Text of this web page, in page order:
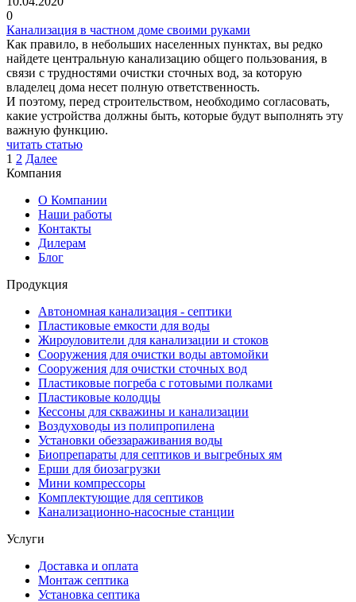
0
Канализация в частном доме своими руками
Как правило, в небольших населенных пунктах, вы редко
найдете центральную канализацию общего пользования, в
связи с трудностями очистки сточных вод, за которую
владелец дома несет полную ответственность.
И поэтому, перед строительством, необходимо согласовать,
какие устройства должны быть, которые будут выполнять эту
важную функцию.
читать статью
1 2 Далее
Компания
О Компании
Наши работы
Контакты
Дилерам
Блог
Продукция
Автономная канализация - септики
Пластиковые емкости для воды
Жироуловители для канализации и стоков
Сооружения для очистки воды автомойки
Сооружения для очистки сточных вод
Пластиковые погреба с готовыми полками
Пластиковые колодцы
Кессоны для скважины и канализации
Воздуховоды из полипропилена
Установки обеззараживания воды
Биопрепараты для септиков и выгребных ям
Ерши для биозагрузки
Мини компрессоры
Комплектующие для септиков
Канализационно-насосные станции
Услуги
Доставка и оплата
Монтаж септика
Установка септика